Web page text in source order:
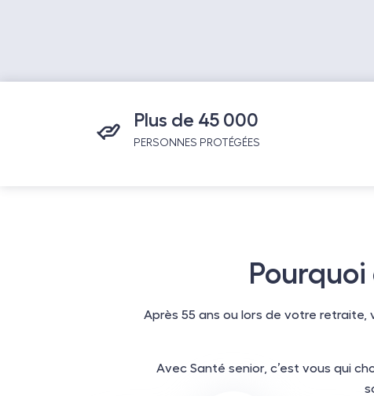
Plus de 45 000
PERSONNES PROTÉGÉES
Après 55 ans ou lors de votre
Avec Santé senior, c’est vous qui